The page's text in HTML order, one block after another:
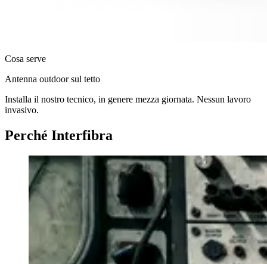
Cosa serve
Antenna outdoor sul tetto
Installa il nostro tecnico, in genere mezza giornata. Nessun lavoro
invasivo.
Perché Interfibra